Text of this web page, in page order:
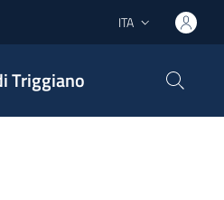
Lingua attiva:
ITA
Triggiano